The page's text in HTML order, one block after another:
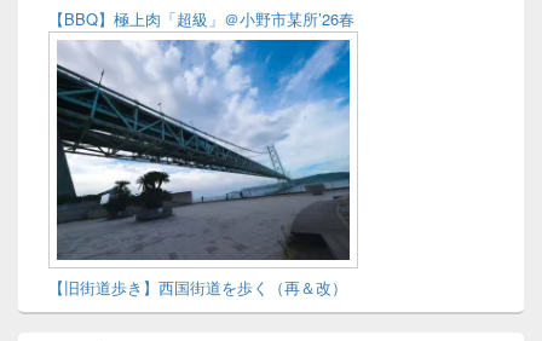
【BBQ】極上肉「超級」＠小野市某所’26春
【旧街道歩き】西国街道を歩く（再＆改）